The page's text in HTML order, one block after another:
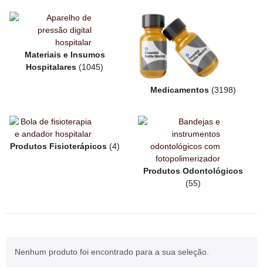
Materiais e Insumos
Hospitalares(1045)
Medicamentos (3198)
Produtos Fisioterápicos (4)
Produtos Odontológicos
(55)
Nenhum produto foi encontrado para a sua seleção.